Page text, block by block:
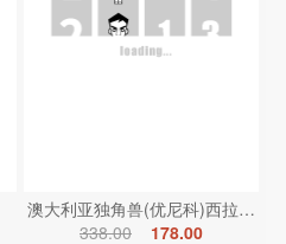
澳大利亚独角兽(优尼科)西拉红葡
338.00
178.00